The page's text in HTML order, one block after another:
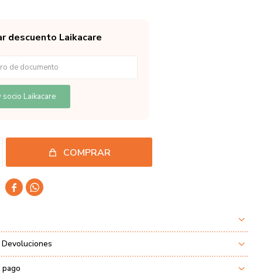
descuento Laikacare
socio Laikacare
COMPRAR
 
Devoluciones